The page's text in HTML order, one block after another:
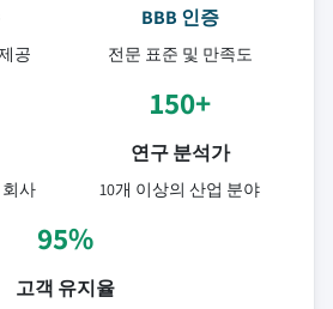
공
BBB 인증
전문 표준 및 만족도
회사
150+
연구 분석가
10개 이상의 산업 분야
95%
고객 유지율